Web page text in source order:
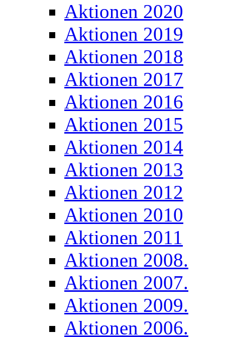
Aktionen 2020
Aktionen 2019
Aktionen 2018
Aktionen 2017
Aktionen 2016
Aktionen 2015
Aktionen 2014
Aktionen 2013
Aktionen 2012
Aktionen 2010
Aktionen 2011
Aktionen 2008.
Aktionen 2007.
Aktionen 2009.
Aktionen 2006.